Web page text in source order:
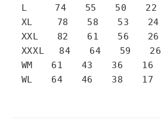
L 74 55 50 22
XL 78 58 53 24
XXL 82 61 56 26
XXXL 84 64 59 26
WM 61 43 36 16
WL 64 46 38 17